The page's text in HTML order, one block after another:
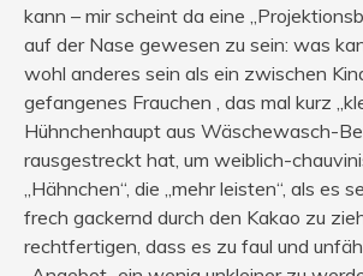
kann – mir scheint da eine
auf der Nase gewesen zu sein: was
wohl anderes sein als ein zwischen
gefangenes Frauchen , das mal kurz
Hühnchenhaupt aus Wäschewasch-
rausgestreckt hat, um weiblich-
„Hähnchen“, die „mehr leisten“, als es
frech gackernd durch den Kakao zu
rechtfertigen, dass es zu faul und